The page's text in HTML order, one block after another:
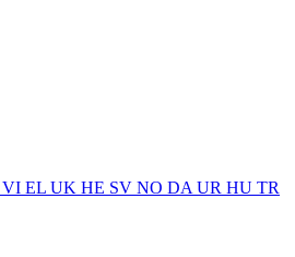
VI EL UK HE SV NO DA UR HU TR